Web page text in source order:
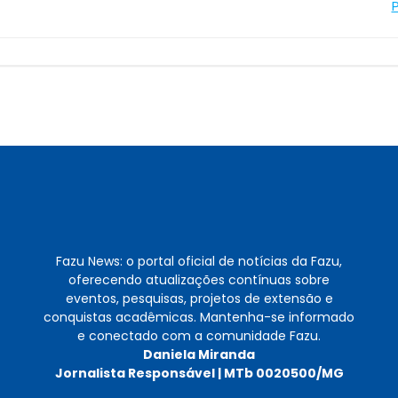
Fazu News: o portal oficial de notícias da Fazu,
oferecendo atualizações contínuas sobre
eventos, pesquisas, projetos de extensão e
conquistas acadêmicas. Mantenha-se informado
e conectado com a comunidade Fazu.
Daniela Miranda
Jornalista Responsável | MTb 0020500/MG